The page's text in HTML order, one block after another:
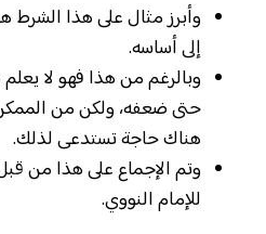
وأبرز مثال على هذا الشرط
إلى أساسه.
وبالرغم من هذا فهو لا
حتى ضعفه، ولكن من
هناك حاجة تستدعى لذلك.
وتم الإجماع على هذا من
للإمام النووي.